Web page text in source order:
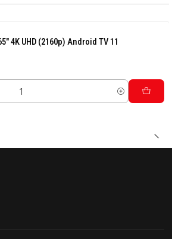
4K UHD (2160p) Android TV 11